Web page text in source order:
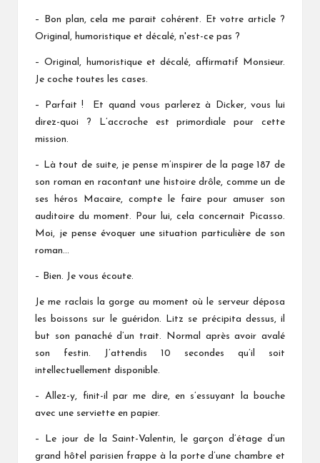
– Bon plan, cela me parait cohérent. Et votre article ?
Original, humoristique et décalé, n'est-ce pas ?
– Original, humoristique et décalé, affirmatif Monsieur.
Je coche toutes les cases.
– Parfait ! Et quand vous parlerez à Dicker, vous lui
direz-quoi ? L’accroche est primordiale pour cette
mission.
– Là tout de suite, je pense m’inspirer de la page 187 de
son roman en racontant une histoire drôle, comme un de
ses héros Macaire, compte le faire pour amuser son
auditoire du moment. Pour lui, cela concernait Picasso.
Moi, je pense évoquer une situation particulière de son
roman…
– Bien. Je vous écoute.
Je me raclais la gorge au moment où le serveur déposa
les boissons sur le guéridon. Litz se précipita dessus, il
but son panaché d’un trait. Normal après avoir avalé
son festin. J’attendis 10 secondes qu’il soit
intellectuellement disponible.
– Allez-y, finit-il par me dire, en s’essuyant la bouche
avec une serviette en papier.
– Le jour de la Saint-Valentin, le garçon d’étage d’un
grand hôtel parisien frappe à la porte d’une chambre et